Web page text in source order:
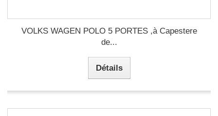
VOLKS WAGEN POLO 5 PORTES ,à Capestere
de...
Détails